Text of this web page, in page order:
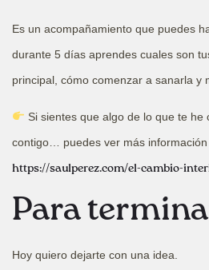
Es un acompañamiento que puedes
durante 5 días aprendes cuales son
principal, cómo comenzar a sanarla y
Si sientes que algo de lo que te he
contigo… puedes ver más
https://saulperez.com/el-cambio-
Para
Hoy quiero dejarte con una idea.